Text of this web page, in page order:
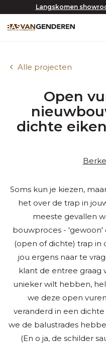
Langskomen
Alle projecten
Open
dichte
Soms kun je kiezen,
het over de trap in
meeste gevallen
bouwproces - 'gewoon'
(open of dichte) trap in
jou ergens naar te
klant de entree graag
unieker wilt hebben,
we deze open
veranderd in een
we de balustrades
(En o ja, de schilder